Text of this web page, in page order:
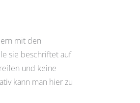
mit den
sie beschriftet auf
und keine
kann man hier zu